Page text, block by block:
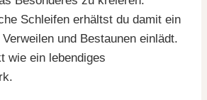
Schleifen erhältst du damit ein
und Bestaunen einlädt.
wie ein lebendiges